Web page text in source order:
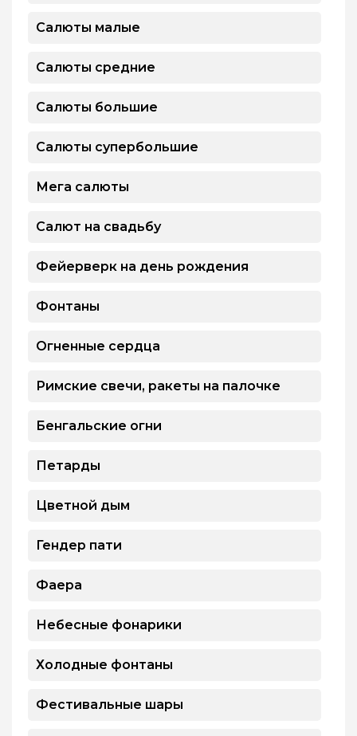
Салюты малые
Салюты средние
Салюты большие
Салюты супербольшие
Мега салюты
Салют на свадьбу
Фейерверк на день рождения
Фонтаны
Огненные сердца
Римские свечи, ракеты на палочке
Бенгальские огни
Петарды
Цветной дым
Гендер пати
Фаера
Небесные фонарики
Холодные фонтаны
Фестивальные шары